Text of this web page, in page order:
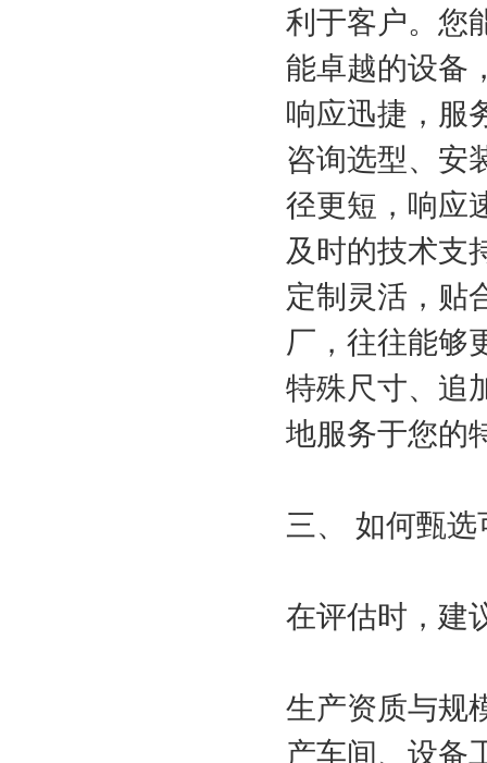
利于客户。您
能卓越的设备
响应迅捷，服
咨询选型、安
径更短，响应
及时的技术支
定制灵活，贴
厂，往往能够
特殊尺寸、追
地服务于您的
三、 如何甄
在评估时，建
生产资质与规
产车间、设备